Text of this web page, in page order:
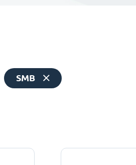
SMB